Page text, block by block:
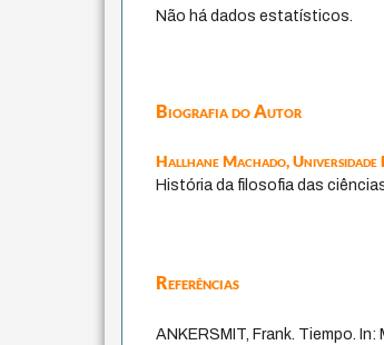
Não há dados estatísticos.
Biografia do Autor
Hallhane Machado,Universidade
História da filosofia das
Referências
ANKERSMIT, Frank. Tiempo. In: